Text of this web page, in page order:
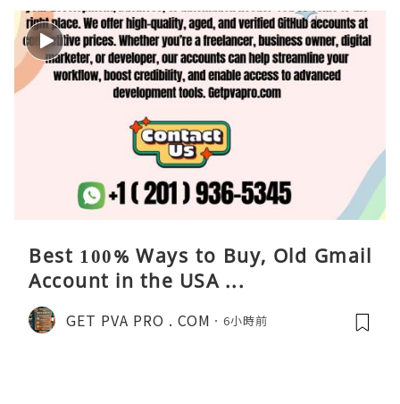
Best 100% Ways to Buy, Old Gmail
Account in the USA ...
GET PVA PRO . COM 6小時前